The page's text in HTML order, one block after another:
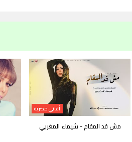
أغاني مصرية
مش قد المقام - شيماء المغربي